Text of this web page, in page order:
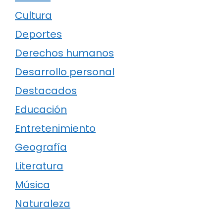
Cultura
Deportes
Derechos humanos
Desarrollo personal
Destacados
Educación
Entretenimiento
Geografía
Literatura
Música
Naturaleza